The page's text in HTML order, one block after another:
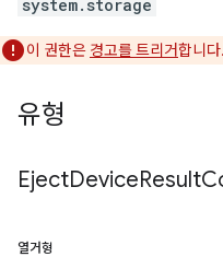
system.storage
이 권한은 경고를 트리거합니다.
유형
EjectDeviceResult
열거형